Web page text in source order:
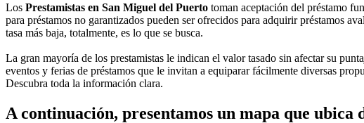
Los Prestamistas en San Miguel del Puerto toman aceptación del préstamo
para préstamos no garantizados pueden ser ofrecidos para adquirir préstamos
tasa más baja, totalmente, es lo que se busca.
La gran mayoría de los prestamistas le indican el valor tasado sin afectar su
eventos y ferias de préstamos que le invitan a equiparar fácilmente diversas
Descubra toda la información clara.
A continuación, presentamos un mapa que